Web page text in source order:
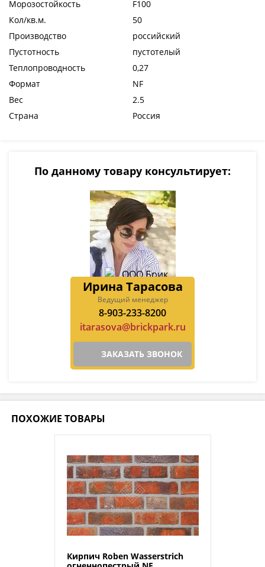
Морозостойкость
F100
Кол/кв.м.
50
Производство
российский
Пустотность
пустотелый
Теплопроводность
0,27
Формат
NF
Вес
2.5
Страна
Россия
По данному товару консультирует:
Ирина Тарасова
Ведущий менеджер
8-903-233-8200
itarasova@brickpark.ru
ЗАКАЗАТЬ ЗВОНОК
ПОХОЖИЕ ТОВАРЫ
Кирпич Roben Wasserstrich